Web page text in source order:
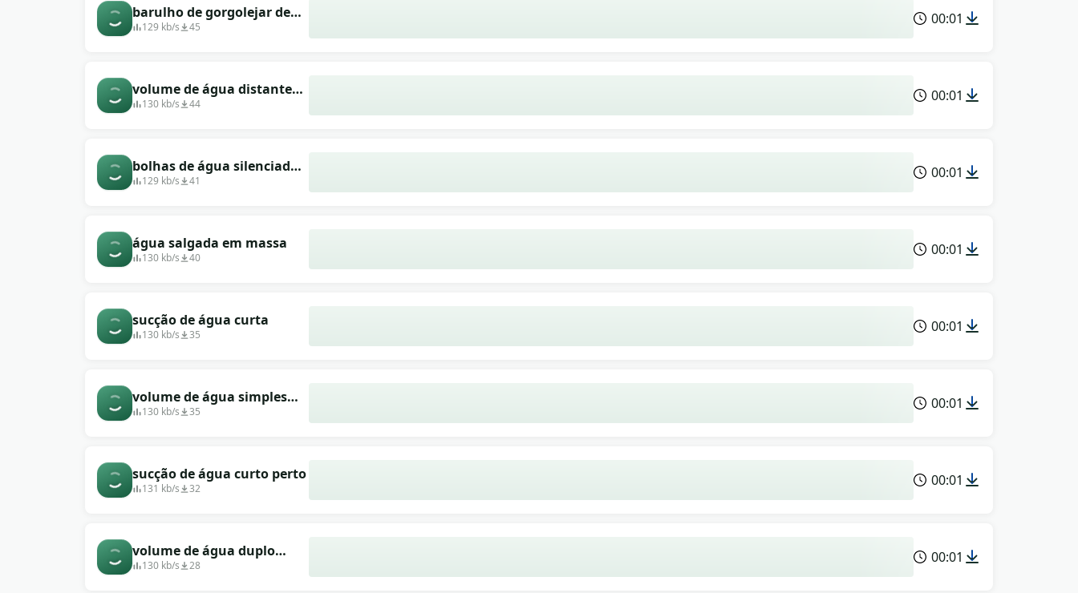
barulho de gorgolejar de
água
129 kb/s 45 00:01
volume de água distante
abafado
130 kb/s 44 00:01
bolhas de água silenciadas
no espaço
129 kb/s 41 00:01
água salgada em massa
130 kb/s 40 00:01
sucção de água curta
130 kb/s 35 00:01
volume de água simples
silenciado
130 kb/s 35 00:01
sucção de água curto perto
131 kb/s 32 00:01
volume de água duplo
ativo
130 kb/s 28 00:01